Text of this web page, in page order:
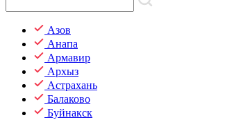
Азов
Анапа
Армавир
Архыз
Астрахань
Балаково
Буйнакск